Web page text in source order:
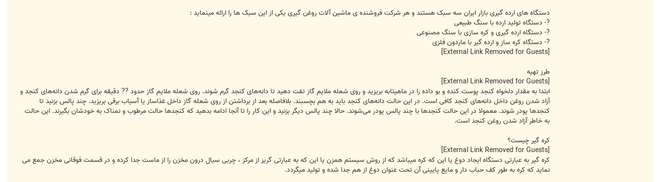
دستگاه های ارده گیری بازار ایران سه سبک هستند و هر شرکت فروشنده ی ماشین آلات روغن گیری یکی از این سبک ها را ارائه مینماید :
?- دستگاه تولید ارده با سنگ طبیعی
?- دستگاه ارده گیری و کره سازی با سنگ مصنوعی
?- دستگاه کره ساز و ارده گیر با ماردون فلزی
[External Link Removed for Guests]
طرز تهیه
[External Link Removed for Guests]
ابتدا به مقدار دلخواه کنجد پوست کنده و بو داده را در ماهیتابه بریزید و روی شعله ملایم گاز تفت دهید تا دانه‌های کنجد گرم شوند. روی شعله ملایم گاز حدود ?? دقیقه برای گرم شدن دانه‌های کنجد و
آزاد شدن روغن داخل دانه‌های کنجد کافی است. در این حالت دانه‌های کنجد باید به هم بچسبند. بلافاصله بعد از برداشتن از روی شعله گاز داخل غذاساز یا آسیاب برقی بریزید. چند پالس بزنید تا
کنجد‌ها پودر شوند. معمولا در این حالت کنجد‌ها با چند پالس پودر می‌شوند. حالا چند پالس دیگر بزنید و این کار را تا آنجا ادامه بدهید که کنجد‌ها حالت مرطوب و نمناک به خودشان بگیرند. این حالت
به خاطر آزاد شدن روغن کنجد است.
کره گیر چیست؟
[External Link Removed for Guests]
کره گیر به عبارتی دستگاه ایجاد دوغ یا این که کره میباشد که از روش سیستم همزن یا این که به عبارتی گریز از مرکز ، چربی سیال درون مخزن را از ماست جدا کرده و در قسمت فوقانی مخزن جمع می
نماید که کره به طور کف حباب دار و مایع پایینی آن تحت عنوان دوغ از هم جدا شده و تولید میگردد.